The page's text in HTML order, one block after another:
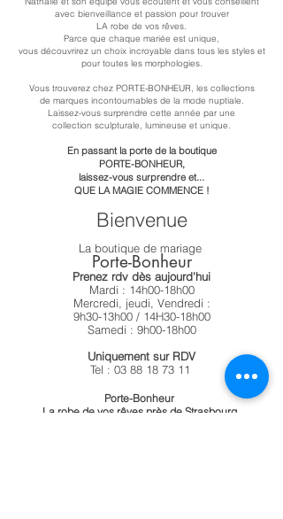
avec bienveillance et passion pour trouver
LA robe de vos rêves.
Parce que chaque mariée est unique,
vous découvrirez un choix incroyable dans tous les styles et
pour toutes les morphologies.
Vous trouverez chez PORTE-BONHEUR, les collections
de marques incontournables de la mode nuptiale.
Laissez-vous surprendre cette année par une
collection sculpturale, lumineuse et unique.
En passant la porte de la boutique
PORTE-BONHEUR,
laissez-vous surprendre et...
QUE LA MAGIE COMMENCE !
Bienvenue
La boutique de mariage
Porte-Bonheur
Prenez rdv dès aujourd'hui
Mardi : 14h00-18h00
Mercredi, jeudi, Vendredi :
9h30-13h00 / 14H30-18h00
Samedi : 9h00-18h00
Uniquement sur RDV
Tel : 03 88 18 73 11
Porte-Bonheur
La robe de vos rêves près de Strasbourg